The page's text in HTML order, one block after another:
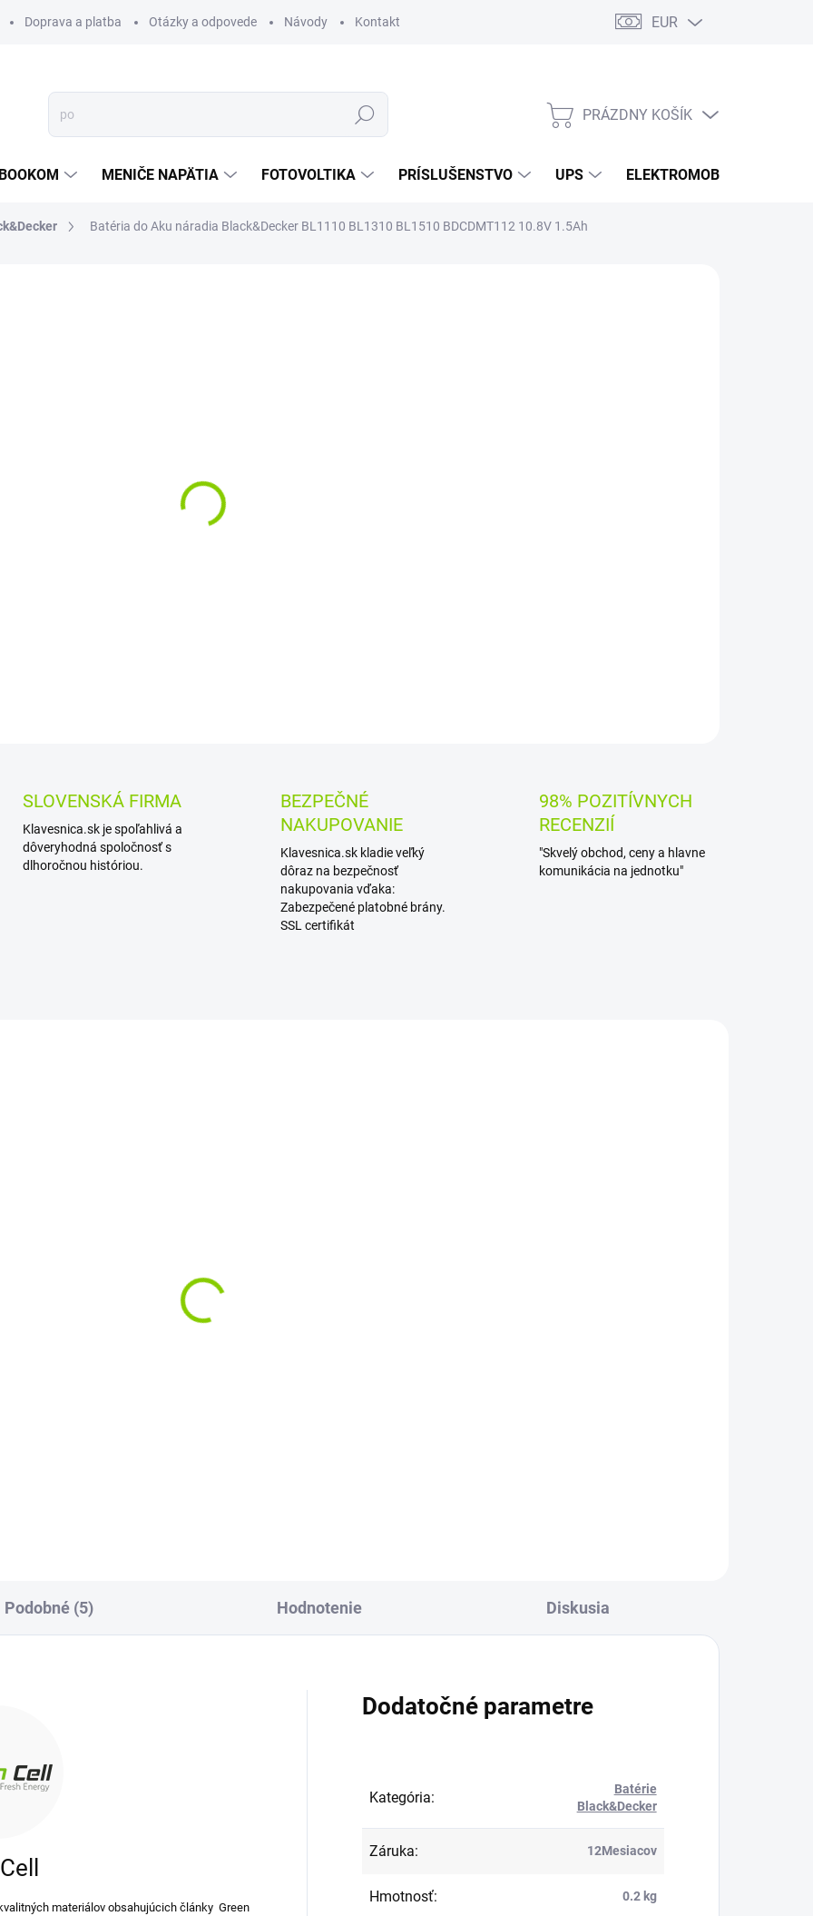
Doprava a platba Otázky a odpovede Návody Kontakt Podmienky ochrany osobných údajov Súbory cookies
EUR
Hľadať
NÁKUPNÝ
PRÁZDNY KOŠÍK
MENIČE NAPÄTIA FOTOVOLTIKA PRÍSLUŠENSTVO UPS ELEKTROMOBILITA
Batéria do Aku náradia Black&Decker BL1110 BL1310 BL1510 BDCDMT112 10.8V 1.5Ah
SLOVENSKÁ FIRMA
Klavesnica.sk je spoľahlivá a
dôveryhodná spoločnosť s
dlhoročnou históriou.
BEZPEČNÉ
NAKUPOVANIE
Klavesnica.sk kladie veľký
dôraz na bezpečnosť
nakupovania vďaka:
Zabezpečené platobné brány.
SSL certifikát
98% POZITÍVNYCH
RECENZIÍ
"Skvelý obchod, ceny a hlavne
komunikácia na jednotku"
Podobné (5) Hodnotenie Diskusia
materiálov obsahujúcich články Green
Dodatočné parametre
Kategória:
Batérie
Black&Decker
Záruka: 12Mesiacov
Hmotnosť: 0.2 kg